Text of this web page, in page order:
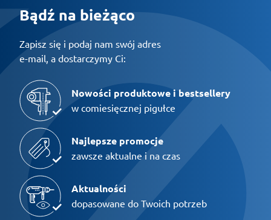
Bądź na bieżąco
Zapisz się i podaj nam swój adres
e-mail, a dostarczymy Ci:
Nowości produktowe i bestsellery
w comiesięcznej pigułce
Najlepsze promocje
zawsze aktualne i na czas
Aktualności
dopasowane do Twoich potrzeb